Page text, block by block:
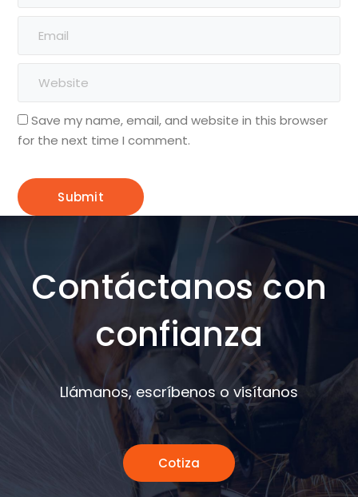
Save my name, email, and website in this browser
for the next time I comment.
Contáctanos con
confianza
Llámanos, escríbenos o visítanos
Cotiza